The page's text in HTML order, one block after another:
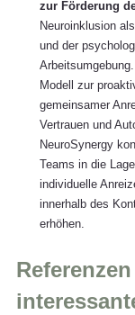
zur Förderung
Neuroinklusion
und der
Modell zur
gemeinsamer
Vertrauen und
NeuroSynergy
Teams in die
individuelle
innerhalb des
erhöhen.